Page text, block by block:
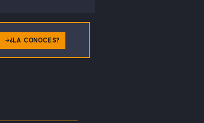
¿LA CONOCES?